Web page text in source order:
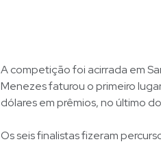
A competição foi acirrada em
Menezes faturou o primeiro
dólares em prêmios, no último
Os seis finalistas fizeram